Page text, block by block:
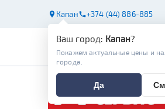
Капан +374 (44) 886-885
Ваш город: Капан?
Покажем актуальные цены и
города.
Да